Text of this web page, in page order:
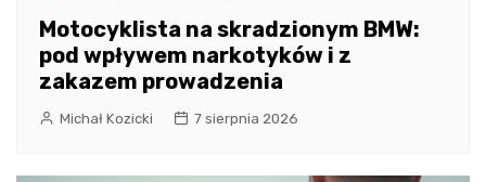
Motocyklista na skradzionym BMW:
pod wpływem narkotyków i z
zakazem prowadzenia
Michał Kozicki 7 sierpnia 2026